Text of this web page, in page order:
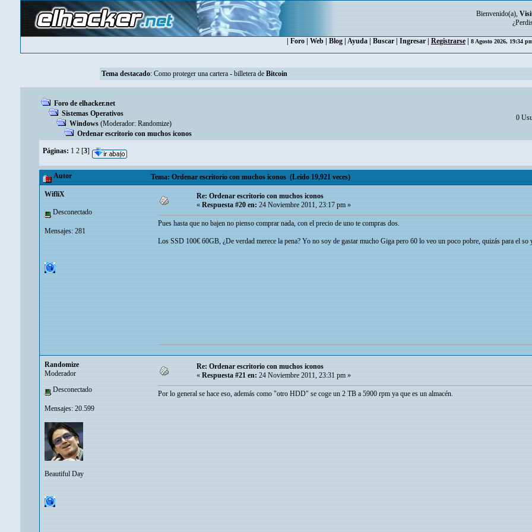
Bienvenido(a),
Foro Web Blog Ayuda Buscar Ingresar Registrarse 8 Agosto 2026, 19:34
Tema destacado: Como proteger una cartera - billetera de Bitcoin
Foro de elhacker.net
Sistemas Operativos
Windows (Moderador: Randomize)
Ordenar escritorio con muchos iconos
0
Páginas: 1 2 [3]
Autor Tema: Ordenar escritorio con muchos iconos (Leído 19,921 veces)
WifliX
Desconectado
Mensajes: 281
Re: Ordenar escritorio con muchos iconos
«Respuesta #20 en:24 Noviembre 2011, 23:17 pm »
Pues hasta que no bajen no pienso comprar nada, con el precio de uno te compras dos.
Los SSD 100€ 60GB, ¿De verdad merece la pena? Yo no soy de gastar mucho Giga pero 60 lo veo un poco pobre, quizás para el
Randomize
Moderador
Desconectado
Mensajes: 20.599
Beautiful Day
Re: Ordenar escritorio con muchos iconos
« Respuesta #21 en: 24 Noviembre 2011, 23:31 pm »
Por lo general se hace eso, además como "otro HDD" se coge un 2 TB a 5900 rpm ya que es un almacén.